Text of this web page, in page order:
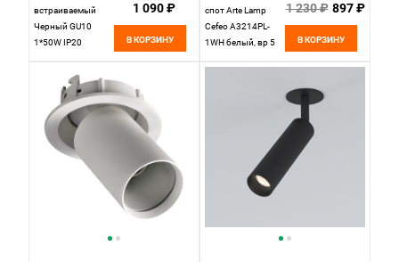
встраиваемый
Черный GU10
1*50W IP20
Без ламп St Luce
ST759.408.01
1 090 ₽
В КОРЗИНУ
спот Arte Lamp
Cefeo A3214PL-
1WH белый, вр 5
1 230 ₽ 897 ₽
В КОРЗИНУ